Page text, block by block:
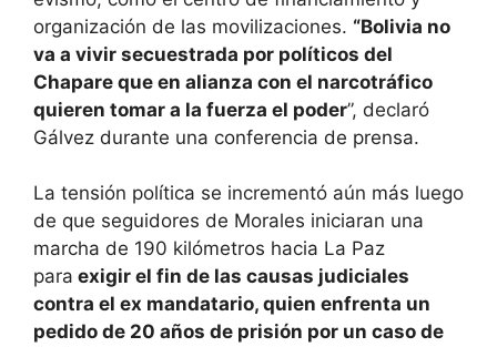
organización de las movilizaciones. “Bolivia no
va a vivir secuestrada por políticos del
Chapare que en alianza con el narcotráfico
quieren tomar a la fuerza el poder”, declaró
Gálvez durante una conferencia de prensa.
La tensión política se incrementó aún más luego
de que seguidores de Morales iniciaran una
marcha de 190 kilómetros hacia La Paz
para exigir el fin de las causas judiciales
contra el ex mandatario, quien enfrenta un
pedido de 20 años de prisión por un caso de